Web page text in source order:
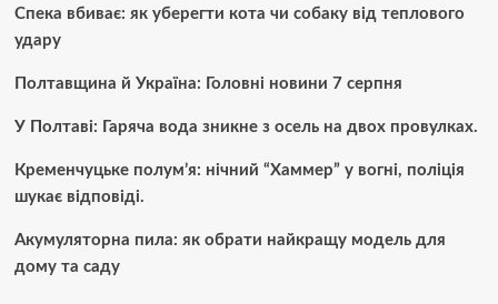
Спека вбиває: як уберегти кота чи собаку від теплового
удару
Полтавщина й Україна: Головні новини 7 серпня
У Полтаві: Гаряча вода зникне з осель на двох провулках.
Кременчуцьке полум’я: нічний “Хаммер” у вогні, поліція
шукає відповіді.
Акумуляторна пила: як обрати найкращу модель для
дому та саду